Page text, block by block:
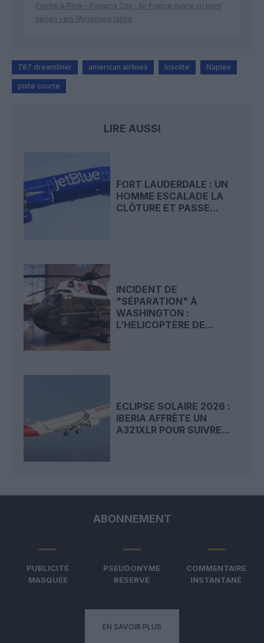
Pointe‑à‑Pitre – Panama City : Air France ouvre un pont
aérien vers l’Amérique latine
787 dreamliner american airlines Insolite Naples
piste courte
LIRE AUSSI
FORT LAUDERDALE : UN
HOMME ESCALADE LA
CLÔTURE ET PASSE...
INCIDENT DE
"SÉPARATION" À
WASHINGTON :
L’HÉLICOPTÈRE DE...
ECLIPSE SOLAIRE 2026 :
IBERIA AFFRÈTE UN
A321XLR POUR SUIVRE...
ABONNEMENT
PUBLICITÉ
MASQUÉE
PSEUDONYME
RÉSERVÉ
COMMENTAIRE
INSTANTANÉ
EN SAVOIR PLUS